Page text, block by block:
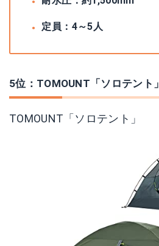
定員：4～5人
5位：TOMOUNT「ソロテント」
TOMOUNT「ソロテント」